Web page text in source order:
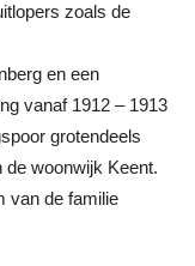
zoals de
en een
vanaf 1912 – 1913
grotendeels
woonwijk Keent.
van de familie